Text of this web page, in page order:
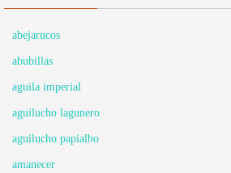
abejarucos
abubillas
aguila imperial
aguilucho lagunero
aguilucho papialbo
amanecer